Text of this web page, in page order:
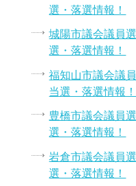
選・落選情報！
城陽市議会議員
選・落選情報！
福知山市議会議
当選・落選情報！
豊橋市議会議員
選・落選情報！
岩倉市議会議員
選・落選情報！